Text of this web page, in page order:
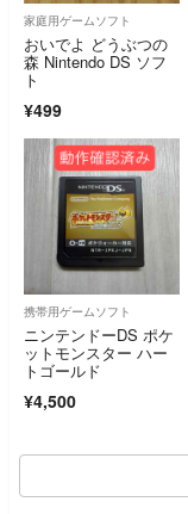
家庭用ゲームソフト
おいでよ どうぶつの
森 Nintendo DS ソフ
ト
¥499
携帯用ゲームソフト
ニンテンドーDS ポケ
ットモンスター ハー
トゴールド
¥4,500